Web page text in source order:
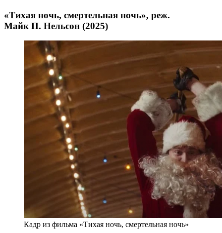
«Тихая ночь, смертельная ночь», реж.
Майк П. Нельсон (2025)
Кадр из фильма «Тихая ночь, смертельная ночь»